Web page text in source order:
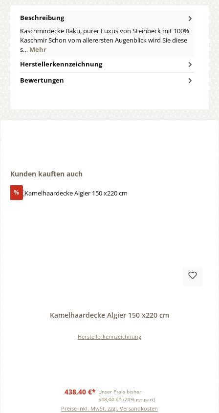
Beschreibung
Kaschmirdecke Baku, purer Luxus von Steinbeck mit 100%
Kaschmir Schon vom allerersten Augenblick wird Sie diese
s… Mehr
Herstellerkennzeichnung
Bewertungen
Produktgalerie überspringen
Kunden kauften auch
%Rabatt
Kamelhaardecke Algier 150 x220 cm
Herstellerkennzeichnung
438,40 €* Unser Preis bisher:
548,00 €* (20% gespart)
Preise inkl. MwSt. zzgl. Versandkosten